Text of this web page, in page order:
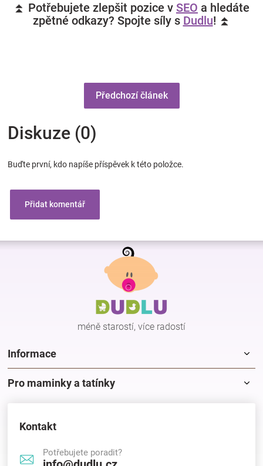
⏫ Potřebujete zlepšit pozice v SEO a hledáte
zpětné odkazy? Spojte síly s Dudlu! ⏫
Předchozí článek
Diskuze (0)
Buďte první, kdo napíše příspěvek k této položce.
Přidat komentář
Z
méně starostí, více radostí
Informace
Pro maminky a tatínky
Kontakt
Potřebujete poradit?